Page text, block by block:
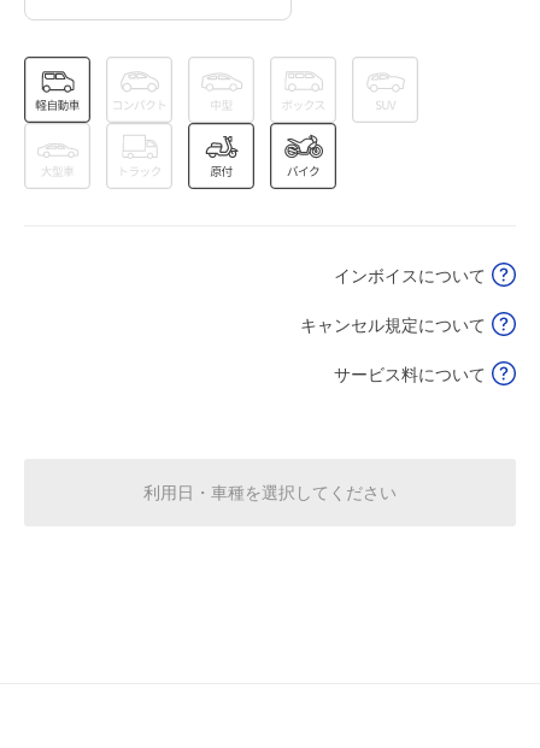
8月17日 (月) ¥1,370
空き1
8月18日 (火)
0:00～24:00
¥1,370
0:00～24:00
満
インボイスについて
キャンセル規定について
サービス料について
利用日・車種を選択してください